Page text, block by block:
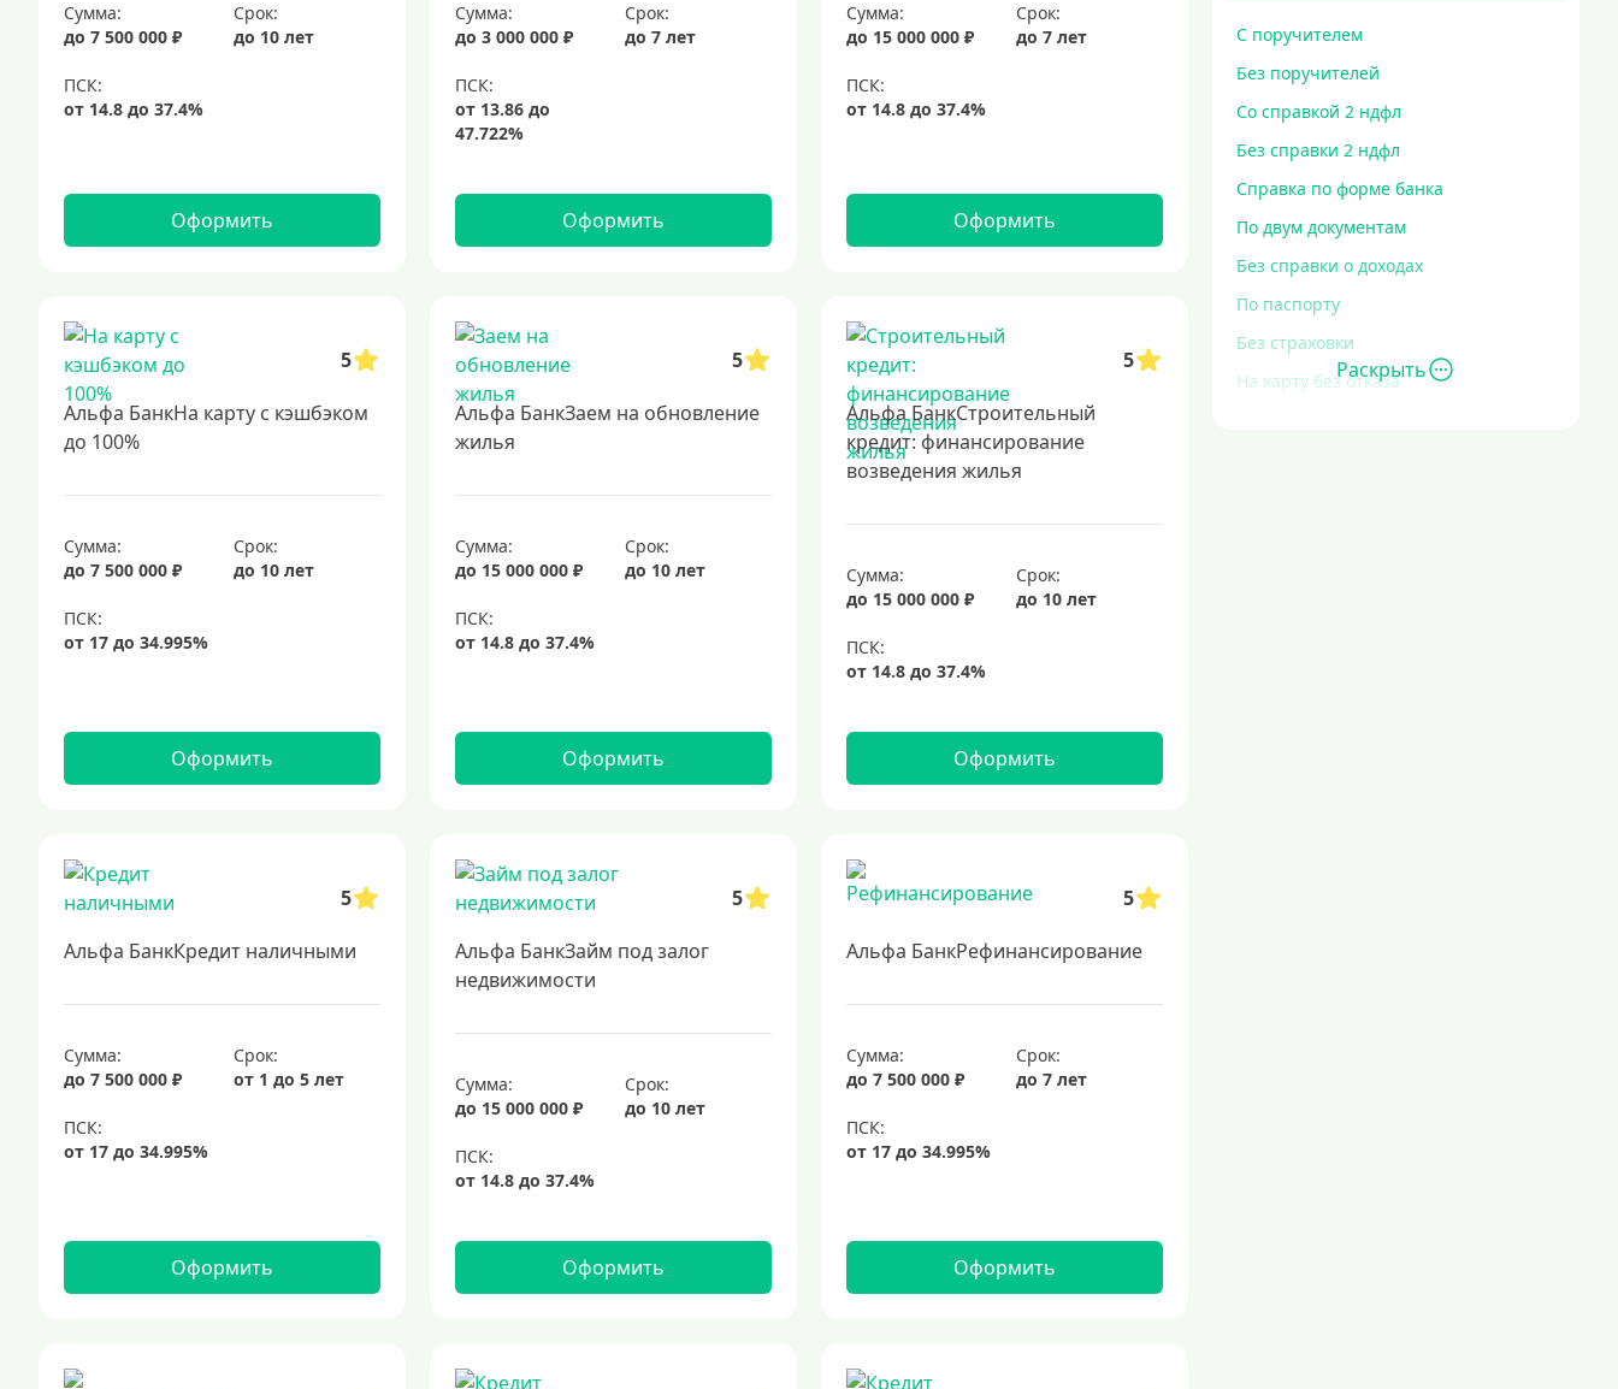
С поручителем
Без поручителей
Со справкой 2 ндфл
Без справки 2 ндфл
Справка по форме банка
По двум документам
Без справки о доходах
По паспорту
Без страховки
На карту без отказа
Раскрыть
Сумма:
до 7 500 000 ₽
Срок:
до 10 лет
Оформить
Сумма:
до 3 000 000 ₽
Срок:
до 7 лет
Оформить
Сумма:
до 15 000 000 ₽
Срок:
до 7 лет
Оформить
5
Альфа БанкНа карту с кэшбэком
до 100%
Сумма:
до 7 500 000 ₽
Срок:
до 10 лет
Оформить
5
Альфа БанкЗаем на обновление
жилья
Сумма:
до 15 000 000 ₽
Срок:
до 10 лет
Оформить
5
Альфа БанкСтроительный
кредит: финансирование
возведения жилья
Сумма:
до 15 000 000 ₽
Срок:
до 10 лет
Оформить
5
Альфа БанкКредит наличными
Сумма:
до 7 500 000 ₽
Срок:
от 1 до 5 лет
Оформить
5
Альфа БанкЗайм под залог
недвижимости
Сумма:
до 15 000 000 ₽
Срок:
до 10 лет
Оформить
5
Альфа БанкРефинансирование
Сумма:
до 7 500 000 ₽
Срок:
до 7 лет
Оформить